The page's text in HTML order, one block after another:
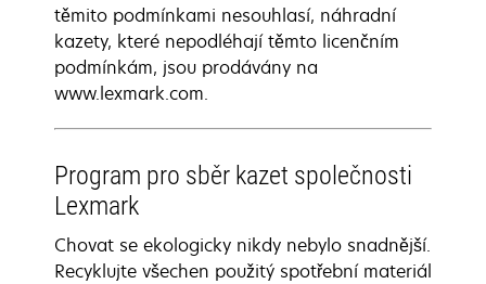
těmito podmínkami nesouhlasí, náhradní
kazety, které nepodléhají těmto licenčním
podmínkám, jsou prodávány na
www.lexmark.com.
Program pro sběr kazet společnosti
Lexmark
Chovat se ekologicky nikdy nebylo snadnější.
Recyklujte všechen použitý spotřební materiál